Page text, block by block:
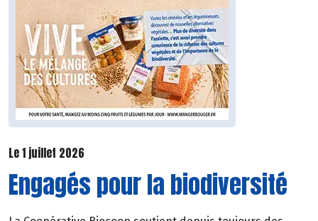
Le 1 juillet 2026
Engagés pour la biodiversité